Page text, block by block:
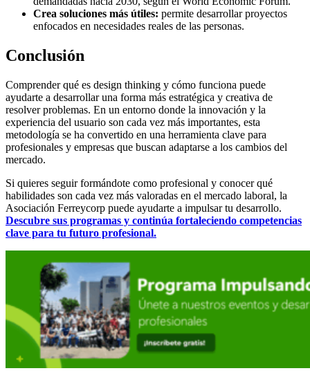
Crea soluciones más útiles: permite desarrollar proyectos
enfocados en necesidades reales de las personas.
Conclusión
Comprender qué es design thinking y cómo funciona puede
ayudarte a desarrollar una forma más estratégica y creativa de
resolver problemas. En un entorno donde la innovación y la
experiencia del usuario son cada vez más importantes, esta
metodología se ha convertido en una herramienta clave para
profesionales y empresas que buscan adaptarse a los cambios del
mercado.
Si quieres seguir formándote como profesional y conocer qué
habilidades son cada vez más valoradas en el mercado laboral, la
Asociación Ferreycorp puede ayudarte a impulsar tu desarrollo.
Descubre sus programas y continúa fortaleciendo competencias
clave para tu futuro profesional.